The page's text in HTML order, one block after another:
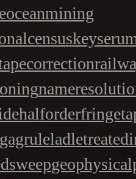
oceanmining
halforderfringe
gagrule